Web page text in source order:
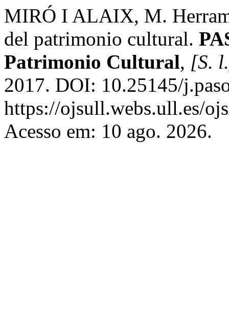
MIRÓ I ALAIX, M.
del patrimonio cultural.
Patrimonio Cultural, [S.
2017. DOI: 10.25145/
https://ojsull.webs.ull.es/
Acesso em: 10 ago. 2026.